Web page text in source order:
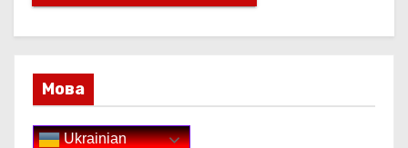
Мова
Ukrainian